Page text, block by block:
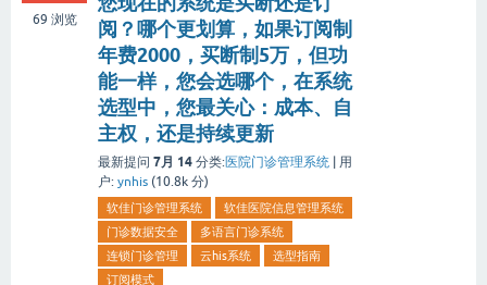
69 浏览
阅？哪个更划算，如果订阅制
年费2000，买断制5万，但功
能一样，您会选哪个，在系统
选型中，您最关心：成本、自
主权，还是持续更新
最新提问 7月 14 分类:医院门诊管理系统
用
户: ynhis (10.8k 分)
软佳门诊管理系统
软佳医院信息管理系统
门诊数据安全
多语言门诊系统
连锁门诊管理
云his系统
选型指南
订阅模式